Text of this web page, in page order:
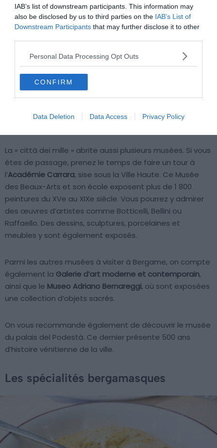
IAB’s list of downstream participants. This information may
also be disclosed by us to third parties on the IAB’s List of
Downstream Participants that may further disclose it to other
Personal Data Processing Opt Outs
CONFIRM
Data Deletion Data Access Privacy Policy
La « città dei mille » abrite aussi plusieurs musées. Si vous
êtes de passage, prenez le temps de faire un tour à
l’Académie Carrara, sise sous la Ville Haute. Ce Musée
des Beaux-Arts et son école exposent plus de 1 800
peintures du XVe au XIXe siècle. Vous pourrez y admirer
des œuvres d’artistes comme Botticelli, Bellini ou
Raffaello. Des dessins, sculptures, porcelaines et
meubles y sont également exposés.
Parmi les autres musées à visiter à Bergame, on compte
également la Galerie d’art moderne et contemporain,
ainsi que le Museo Adriano Bernareggi, où sont exposées
une collection d’objets sacrés.
On vous recommande également de découvrir le musée
du palais del Podestà. Ce dernier présente 500 ans
d’histoire vénitienne de la ville.
Les spécialités bergamasques